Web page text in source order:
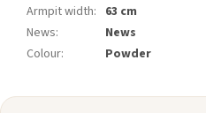
Armpit width: 63 cm
News:
News
Colour: Powder
Z